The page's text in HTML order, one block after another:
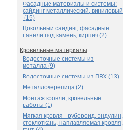
Фасадные материалы и системы:
сайдинг металлический, виниловый
(15)
Цокольный сайдинг, фасадные
панели под камень, кирпич (2)
Кровельные материалы
Водосточные системы из
металла (9)
Водосточные системы из ПВХ (13)
Металлочерепица (2)
Монтаж кровли, кровельные
работы (1)
Мягкая кровля - рубероид, ондулин,
стеклоткань, наплавляемая кровля,